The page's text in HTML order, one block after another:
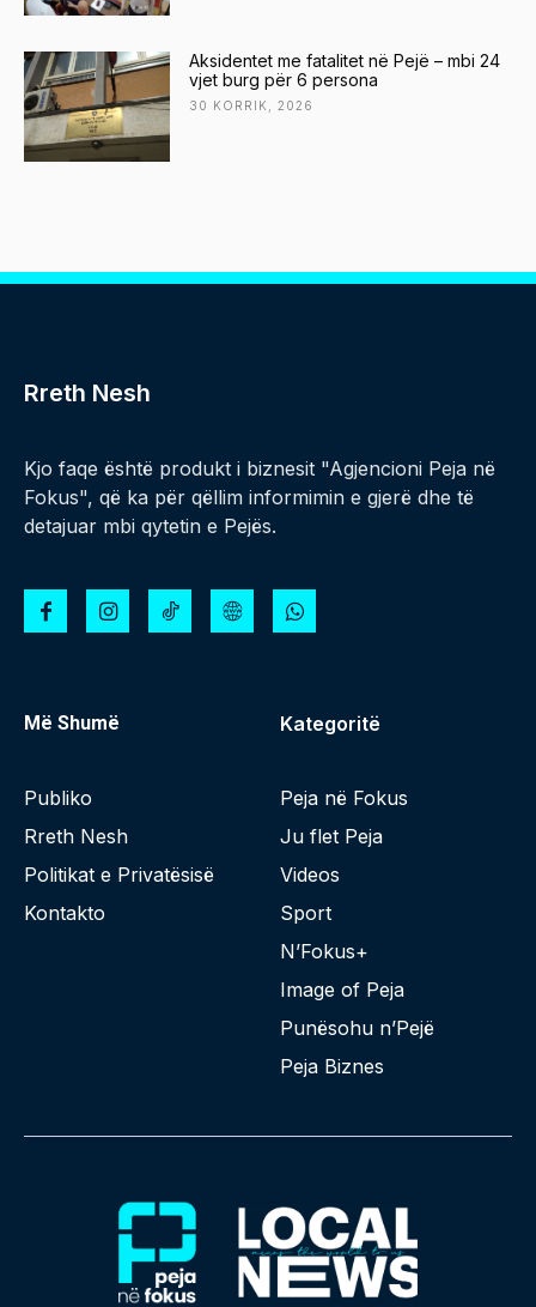
Aksidentet me fatalitet në Pejë – mbi 24
vjet burg për 6 persona
30 KORRIK, 2026
Rreth Nesh
Kjo faqe është produkt i biznesit "Agjencioni Peja në
Fokus", që ka për qëllim informimin e gjerë dhe të
detajuar mbi qytetin e Pejës.
Më Shumë
Publiko
Rreth Nesh
Politikat e Privatësisë
Kontakto
Kategoritë
Peja në Fokus
Ju flet Peja
Videos
Sport
N’Fokus+
Image of Peja
Punësohu n’Pejë
Peja Biznes